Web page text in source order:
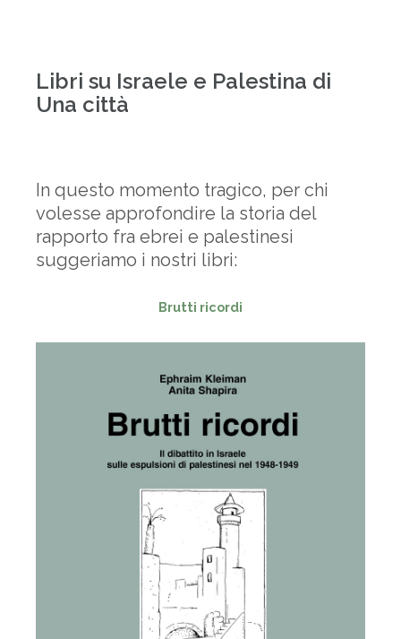
Libri su Israele e Palestina di
Una città
In questo momento tragico, per chi
volesse approfondire la storia del
rapporto fra ebrei e palestinesi
suggeriamo i nostri libri:
Brutti ricordi